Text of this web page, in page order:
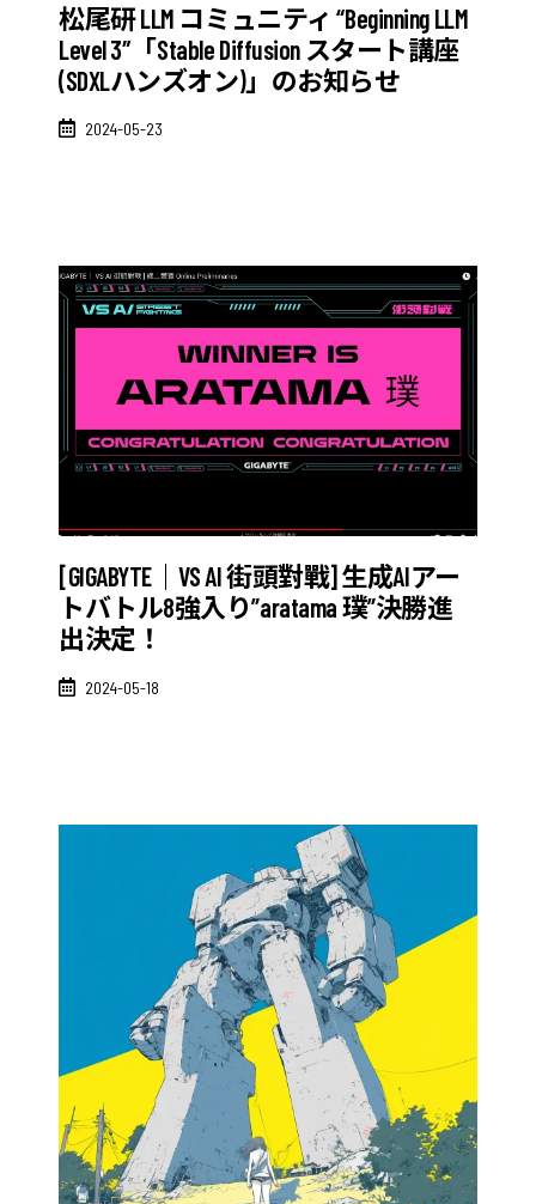
松尾研 LLM コミュニティ “Beginning LLM
Level 3″「Stable Diffusion スタート講座
(SDXLハンズオン)」のお知らせ
2024-05-23
[GIGABYTE｜VS AI 街頭對戰] 生成AIアー
トバトル8強入り”aratama 璞”決勝進
出決定！
2024-05-18